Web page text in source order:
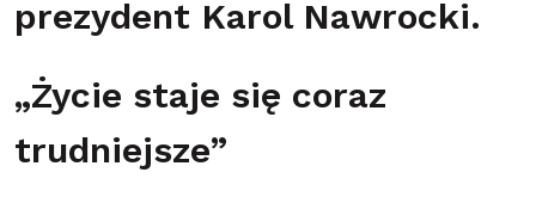
prezydent Karol Nawrocki.
„Życie staje się coraz
trudniejsze”